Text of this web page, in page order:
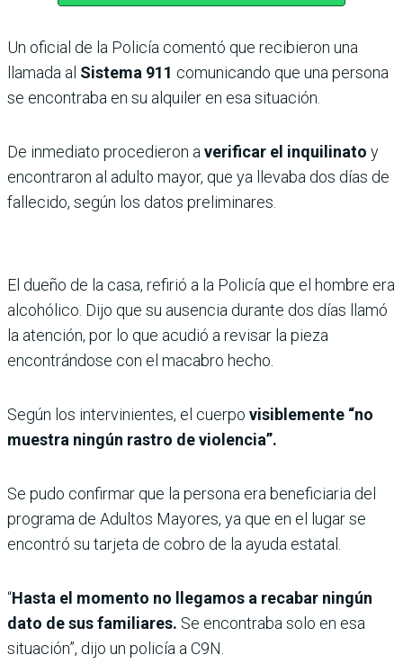
Un oficial de la Policía comentó que recibieron una
llamada al Sistema 911 comunicando que una persona
se encontraba en su alquiler en esa situación.
De inmediato procedieron a verificar el inquilinato y
encontraron al adulto mayor, que ya llevaba dos días de
fallecido, según los datos preliminares.
El dueño de la casa, refirió a la Policía que el hombre era
alcohólico. Dijo que su ausencia durante dos días llamó
la atención, por lo que acudió a revisar la pieza
encontrándose con el macabro hecho.
Según los intervinientes, el cuerpo visiblemente “no
muestra ningún rastro de violencia”.
Se pudo confirmar que la persona era beneficiaria del
programa de Adultos Mayores, ya que en el lugar se
encontró su tarjeta de cobro de la ayuda estatal.
“Hasta el momento no llegamos a recabar ningún
dato de sus familiares. Se encontraba solo en esa
situación”, dijo un policía a C9N.